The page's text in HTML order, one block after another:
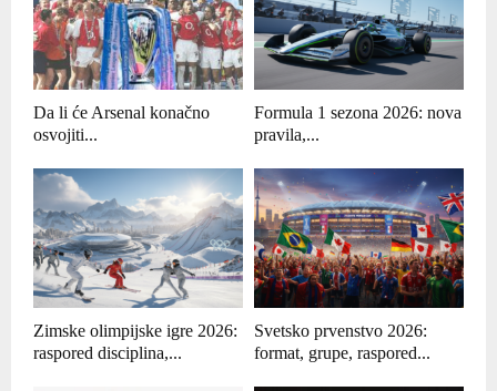
Da li će Arsenal konačno
osvojiti...
Formula 1 sezona 2026: nova
pravila,...
Zimske olimpijske igre 2026:
raspored disciplina,...
Svetsko prvenstvo 2026:
format, grupe, raspored...